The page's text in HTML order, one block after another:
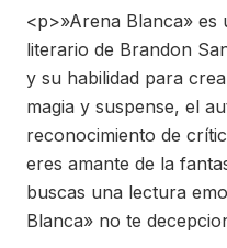
<p>»Arena Blanca» es
literario de Brandon
y su habilidad para
magia y suspense, el
reconocimiento de
eres amante de la
buscas una lectura
Blanca» no te